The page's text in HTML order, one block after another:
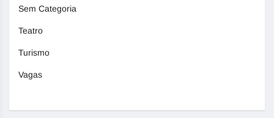
Sem Categoria
Teatro
Turismo
Vagas